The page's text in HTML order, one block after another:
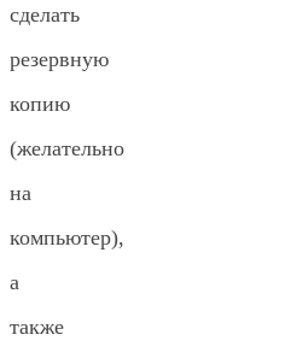
сделать
резервную
копию
(желательно
на
компьютер),
а
также